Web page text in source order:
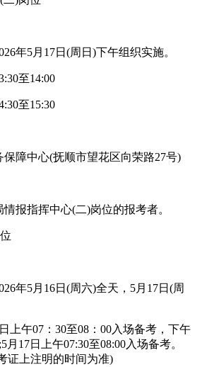
5月17日(周日)下午组织实施。
至14:00
至15:30
障中心(抚顺市望花区向荣路27号)
指挥中心(二)岗位的报考者。
年5月16日(周六)全天，5月17日(周
午07：30至08：00入场备考，下午
月17日上午07:30至08:00入场备考。
证上注明的时间为准)